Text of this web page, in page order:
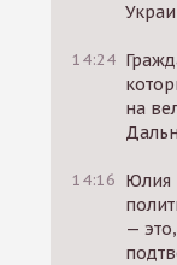
14:24
на
14:16 Юлия
—